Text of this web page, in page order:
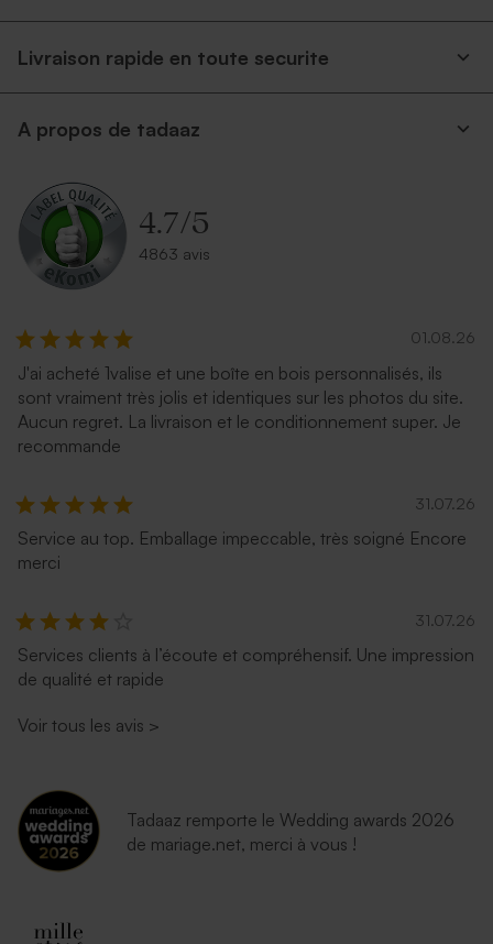
Enveloppe rouge
Enveloppe rectangle dorée
Enveloppe naissance crème
autocollante
Enveloppe naissance
terracotta
Livraison rapide en toute securite
A propos de tadaaz
4.7/5
4863 avis
01.08.26
J'ai acheté 1valise et une boîte en bois personnalisés, ils
sont vraiment très jolis et identiques sur les photos du site.
Aucun regret. La livraison et le conditionnement super. Je
recommande
31.07.26
Service au top. Emballage impeccable, très soigné Encore
merci
31.07.26
Services clients à l’écoute et compréhensif. Une impression
de qualité et rapide
Voir tous les avis >
Tadaaz remporte le Wedding awards 2026
de mariage.net, merci à vous !